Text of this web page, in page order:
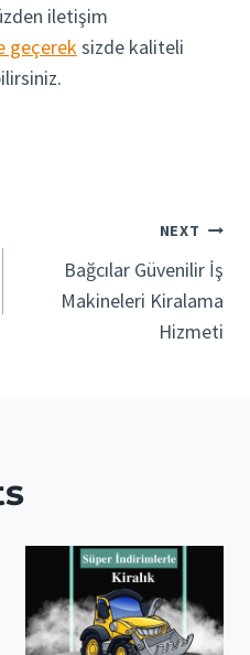
iletişim
geçereksizde kaliteli
NEXT
Bağcılar Güvenilir İş
Makineleri Kiralama
Hizmeti